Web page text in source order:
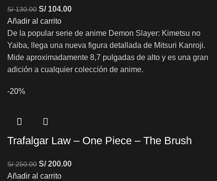
S/130.00 S/104.00
Añadir al carrito
De la popular serie de anime Demon Slayer: Kimetsu no
Yaiba, llega una nueva figura detallada de Mitsuri Kanroji.
Mide aproximadamente 8,7 pulgadas de alto y es una gran
adición a cualquier colección de anime.
-20%
Trafalgar Law – One Piece – The Brush
S/250.00 S/200.00
Añadir al carrito